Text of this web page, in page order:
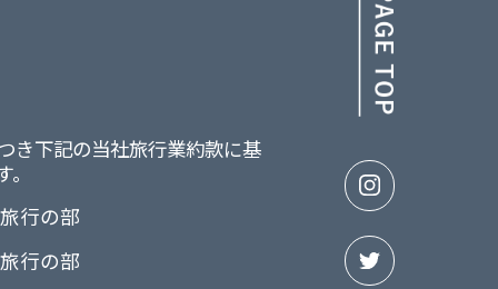
き下記の当社旅行業約款に基
行の部
行の部